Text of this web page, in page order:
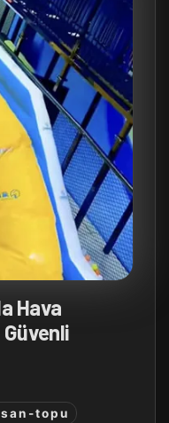
Hava
topu